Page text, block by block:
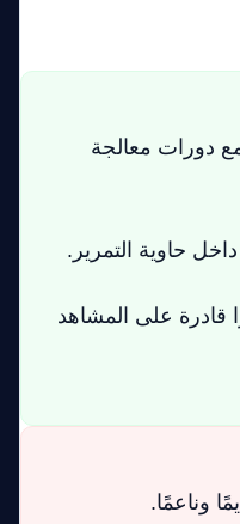
دورات معالجة
قادرة على المشاهد